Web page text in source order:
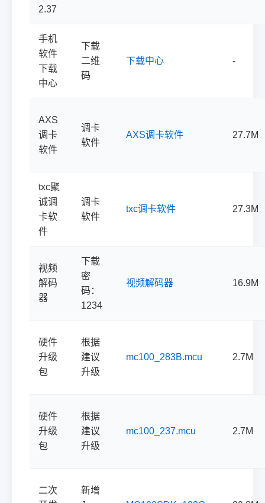
2.37
手机
软件
下载
中心
下载
二维
码
下载中心 -
AXS
调卡
软件
调卡
软件
AXS调卡软件 27.7M
txc聚
诚调
卡软
件
调卡
软件
txc调卡软件 27.3M
视频
解码
器
下载
密
码：
1234
视频解码器 16.9M
硬件
升级
包
根据
建议
升级
mc100_283B.mcu 2.7M
硬件
升级
包
根据
建议
升级
mc100_237.mcu 2.7M
二次
新增